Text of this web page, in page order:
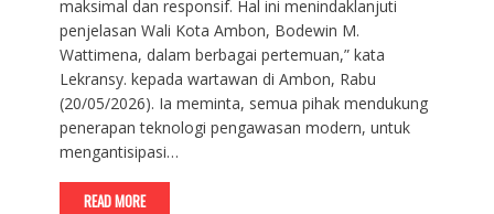
maksimal dan responsif. Hal ini menindaklanjuti
penjelasan Wali Kota Ambon, Bodewin M.
Wattimena, dalam berbagai pertemuan,” kata
Lekransy. kepada wartawan di Ambon, Rabu
(20/05/2026). Ia meminta, semua pihak mendukung
penerapan teknologi pengawasan modern, untuk
mengantisipasi…
READ MORE